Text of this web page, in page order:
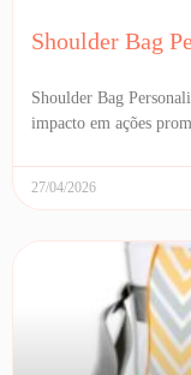
Shoulder Bag
Shoulder Bag
impacto em ações
27/04/2026